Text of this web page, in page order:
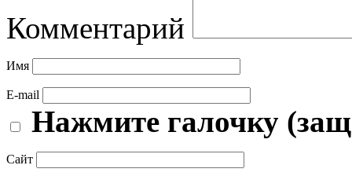
Комментарий
Имя
E-mail
Нажмите галочку
Сайт